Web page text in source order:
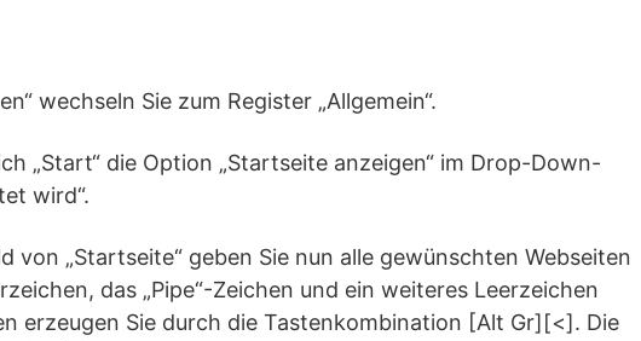
wechseln Sie zum Register „Allgemein“.
„Start“ die Option „Startseite anzeigen“ im Drop-Down-
wird“.
von „Startseite“ geben Sie nun alle gewünschten Webseiten
das „Pipe“-Zeichen und ein weiteres Leerzeichen
erzeugen Sie durch die Tastenkombination [Alt Gr][<]. Die